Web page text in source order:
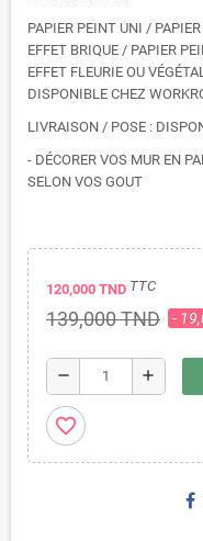
PAPIER PEINT UNI /
EFFET BRIQUE / PAPIER
EFFET FLEURIE OU
DISPONIBLE CHEZ
LIVRAISON / POSE :
- DÉCORER VOS MUR EN
SELON VOS GOUT
120,000 TND TTC
139,000 TND -
remove add
favorite_border